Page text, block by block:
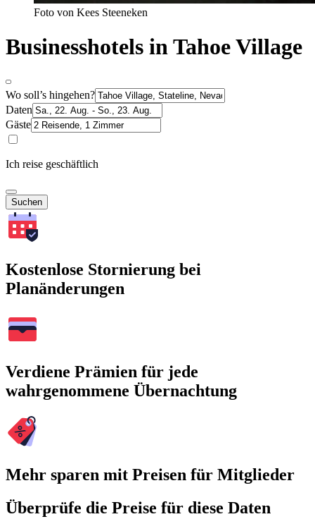
Foto von Kees Steeneken
Businesshotels in Tahoe Village
Wo soll’s hingehen?
Daten
Gäste
Ich reise geschäftlich
Suchen
Kostenlose Stornierung bei
Planänderungen
Verdiene Prämien für jede
wahrgenommene Übernachtung
Mehr sparen mit Preisen für Mitglieder
Überprüfe die Preise für diese Daten